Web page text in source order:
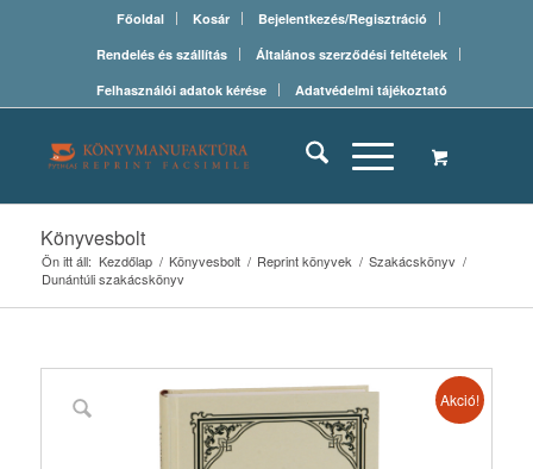
Főoldal Kosár
Bejelentkezés/Regisztráció
Rendelés és szállítás
Általános szerződési feltételek
Felhasználói adatok kérése
Adatvédelmi tájékoztató
Könyvesbolt
Ön itt áll: Kezdőlap / Könyvesbolt / Reprint könyvek / Szakácskönyv /
Dunántúli szakácskönyv
Akció!